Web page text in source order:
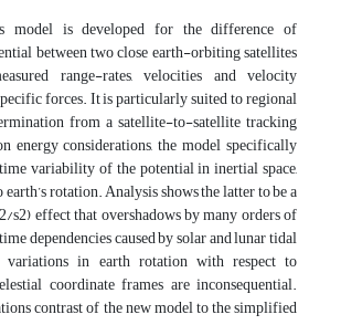
model is developed for the difference of
between two close earth-orbiting satellites
range-rates, velocities and velocity
forces. It is particularly suited to regional
from a satellite-to-satellite tracking
energy considerations, the model specifically
variability of the potential in inertial space,
rotation. Analysis shows the latter to be a
effect that overshadows by many orders of
dependencies caused by solar and lunar tidal
variations in earth rotation with respect to
coordinate frames are inconsequential.
contrast of the new model to the simplified